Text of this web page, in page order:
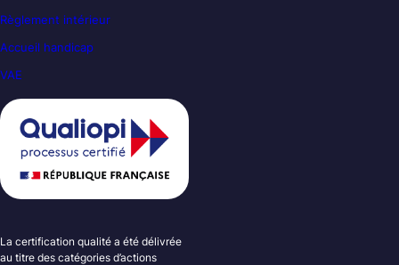
Règlement intérieur
Accueil handicap
VAE
La certification qualité a été délivrée
au titre des catégories d’actions